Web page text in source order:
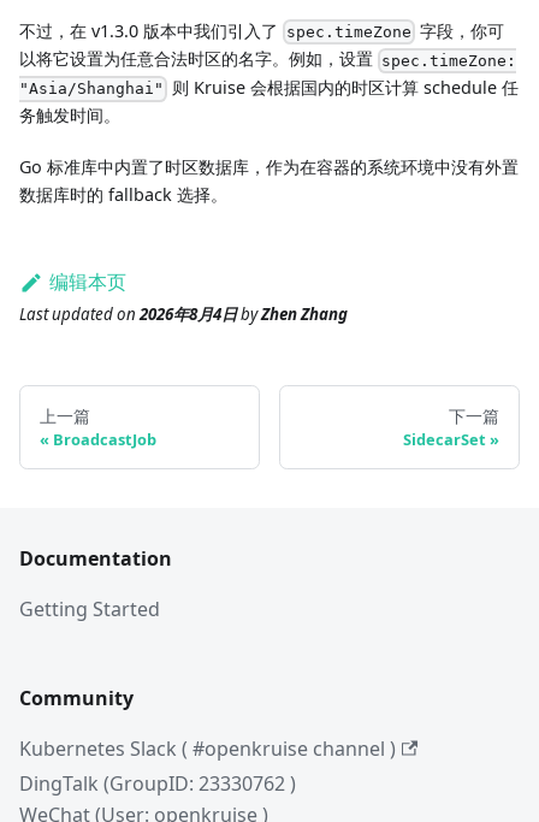
不过，在 v1.3.0 版本中我们引入了 spec.timeZone 字段，你可
以将它设置为任意合法时区的名字。例如，设置 spec.timeZone:
"Asia/Shanghai"
则 Kruise 会根据国内的时区计算 schedule 任
务触发时间。
Go 标准库中内置了时区数据库，作为在容器的系统环境中没有外置
数据库时的 fallback 选择。
编辑本页
Last updatedon2026年8月4日byZhen Zhang
上一篇
BroadcastJob
下一篇
SidecarSet
Documentation
Getting Started
Community
Kubernetes Slack ( #openkruise channel )
DingTalk (GroupID: 23330762 )
WeChat (User: openkruise )